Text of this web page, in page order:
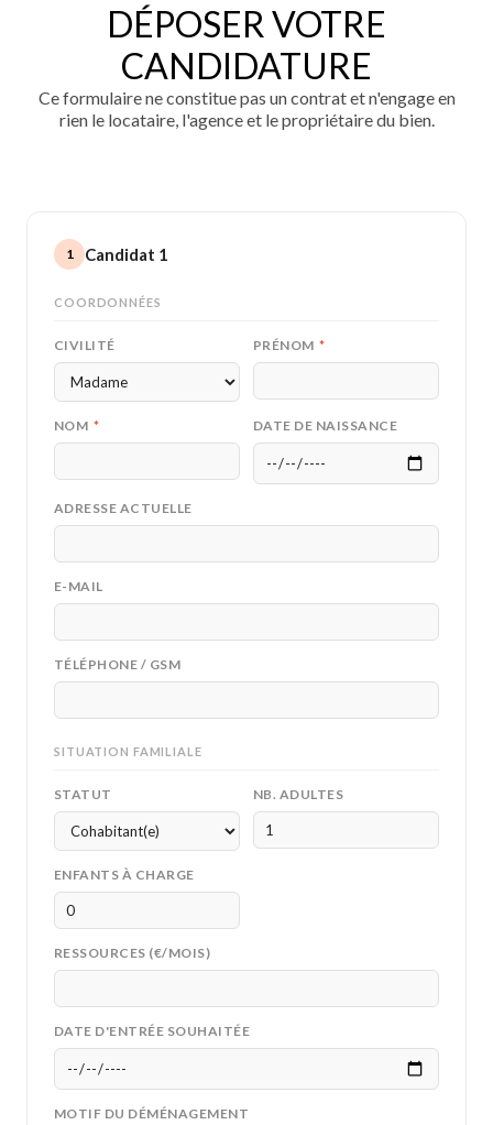
DÉPOSER VOTRE
CANDIDATURE
Ce formulaire ne constitue pas un contrat et n'engage en
rien le locataire, l'agence et le propriétaire du bien.
1 Candidat 1
COORDONNÉES
CIVILITÉ PRÉNOM *
NOM * DATE DE NAISSANCE
ADRESSE ACTUELLE
E-MAIL
TÉLÉPHONE / GSM
SITUATION FAMILIALE
STATUT NB. ADULTES
ENFANTS À CHARGE
RESSOURCES (€/MOIS)
DATE D'ENTRÉE SOUHAITÉE
MOTIF DU DÉMÉNAGEMENT